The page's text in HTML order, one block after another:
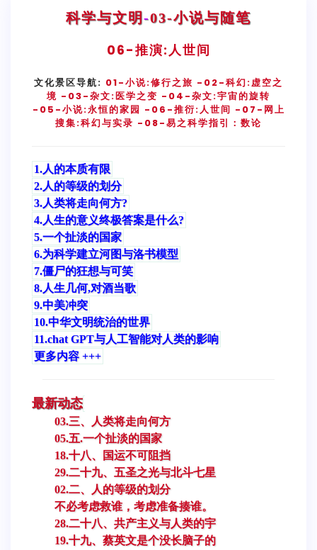
科学与文明 -03-小说与随笔
06-推演:人世间
文化景区导航: 01-小说:修行之旅 -02-科幻:虚空之
境 -03-杂文:医学之变 -04-杂文:宇宙的旋转
-05-小说:永恒的家园 -06-推衍:人世间 -07-网上
搜集:科幻与实录 -08-易之科学指引：数论
1.人的本质有限
2.人的等级的划分
3.人类将走向何方?
4.人生的意义终极答案是什么?
5.一个扯淡的国家
6.为科学建立河图与洛书模型
7.僵尸的狂想与可笑
8.人生几何,对酒当歌
9.中美冲突
10.中华文明统治的世界
11.chat GPT与人工智能对人类的影响
更多内容 +++
最新动态
03.三、人类将走向何方
05.五.一个扯淡的国家
18.十八、国运不可阻挡
29.二十九、五圣之光与北斗七星
02.二、人的等级的划分
不必考虑救谁，考虑准备揍谁。
28.二十八、共产主义与人类的宇
19.十九、蔡英文是个没长脑子的